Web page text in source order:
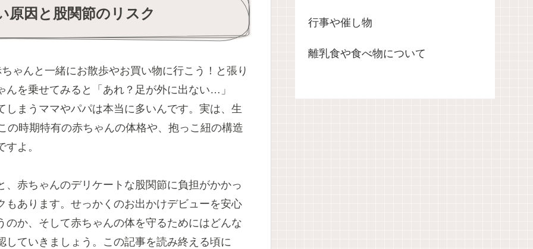
原因と股関節のリスク
ゃんと一緒にお散歩やお買い物に行こう！と張り
を乗せてみると「あれ？足が外に出ない…」
まうママやパパは本当に多いんです。実は、生
の時期特有の赤ちゃんの体格や、抱っこ紐の構造
よ。
赤ちゃんのデリケートな股関節に負担がかかっ
あります。せっかくのお出かけデビューを安心
か、そして赤ちゃんの体を守るためにはどんな
ていきましょう。この記事を読み終える頃に
行事や催し物
離乳食や食べ物について